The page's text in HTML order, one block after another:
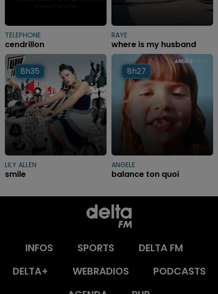
TELEPHONE
cendrillon
RAYE
where is my husband
8h35
8h35
LILY ALLEN
smile
8h27
8h27
ANGELE
balance ton quoi
INFOS SPORTS
DELTA FM
DELTA+
WEBRADIOS
PODCASTS